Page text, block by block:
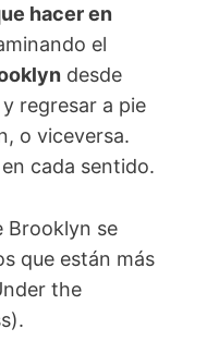
hacer en
el
desde
regresar a pie
o viceversa.
en cada sentido.
Brooklyn se
que están más
the